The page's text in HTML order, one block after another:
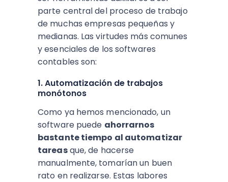
parte central del proceso de trabajo
de muchas empresas pequeñas y
medianas. Las virtudes más comunes
y esenciales de los softwares
contables son:
1. Automatización de trabajos
monótonos
Como ya hemos mencionado, un
software puede ahorrarnos
bastante tiempo al automatizar
tareasque, de hacerse
manualmente, tomarían un buen
rato en realizarse. Estas labores